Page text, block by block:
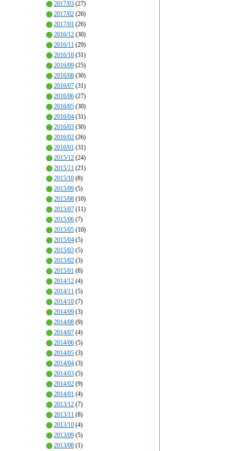
2017/03 (27)
2017/02 (26)
2017/01 (26)
2016/12 (30)
2016/11 (29)
2016/10 (31)
2016/09 (25)
2016/08 (30)
2016/07 (31)
2016/06 (27)
2016/05 (30)
2016/04 (31)
2016/03 (30)
2016/02 (26)
2016/01 (31)
2015/12 (24)
2015/11 (21)
2015/10 (8)
2015/09 (5)
2015/08 (10)
2015/07 (11)
2015/06 (7)
2015/05 (10)
2015/04 (5)
2015/03 (5)
2015/02 (3)
2015/01 (8)
2014/12 (4)
2014/11 (5)
2014/10 (7)
2014/09 (3)
2014/08 (9)
2014/07 (4)
2014/06 (5)
2014/05 (3)
2014/04 (3)
2014/03 (5)
2014/02 (9)
2014/01 (4)
2013/12 (7)
2013/11 (8)
2013/10 (4)
2013/09 (5)
2013/08 (1)